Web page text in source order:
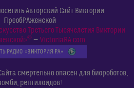
Авторский Сайт Виктории
ПреобРАженской
Третьего Тысячелетия Виктории
©— VictoriaRA.com
РАДИО «ВИКТОРИЯ РА»
смертельно опасен для биороботов,
рептилоидов!